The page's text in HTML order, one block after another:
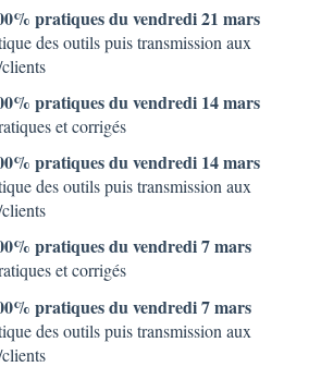
pratiques du vendredi 21 mars
des outils puis transmission aux
pratiques du vendredi 14 mars
et corrigés
pratiques du vendredi 14 mars
des outils puis transmission aux
pratiques du vendredi 7 mars
et corrigés
pratiques du vendredi 7 mars
des outils puis transmission aux